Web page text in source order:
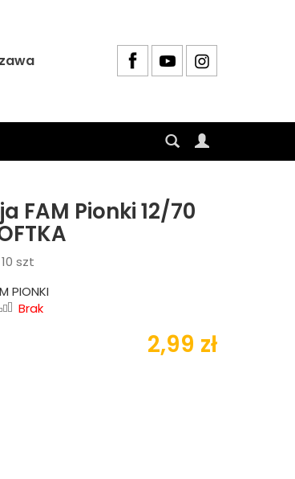
FAM Pionki 12/70
szt
PIONKI
Brak
2,99 zł